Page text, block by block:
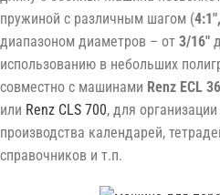
пружиной с различным шагом (
диапазоном диаметров – от 3/16″
использованию в небольших
совместно с машинами Renz ECL
или Renz CLS 700, для
производства календарей,
справочников и т.п.